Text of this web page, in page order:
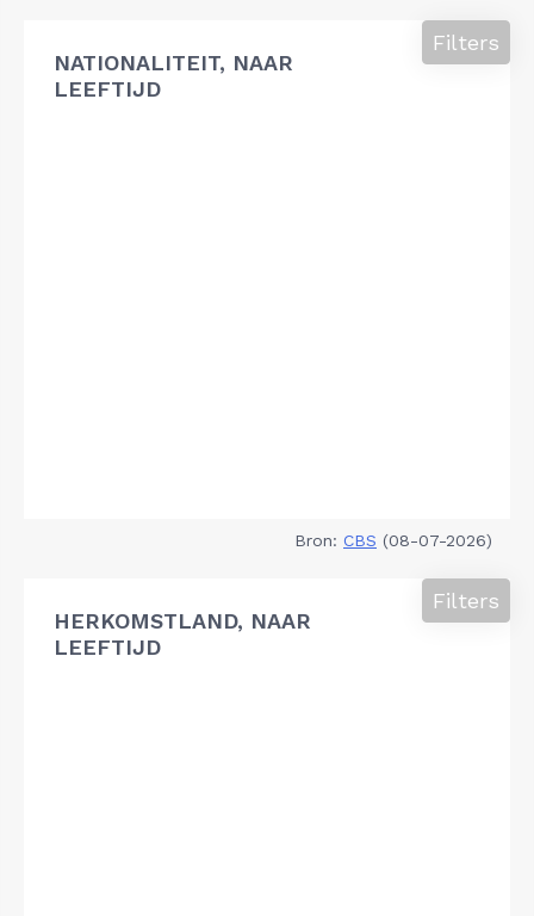
NATIONALITEIT, NAAR
LEEFTIJD
Filters
Bron: CBS (08-07-2026)
HERKOMSTLAND, NAAR
LEEFTIJD
Filters